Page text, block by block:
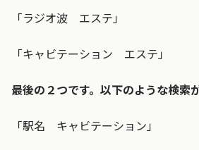
「ラジオ波 エステ」
「キャビテーション エステ」
最後の２つです。以下のような検索
「駅名 キャビテーション」